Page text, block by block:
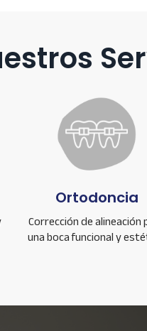
Ortodoncia
Corrección de alineación
una boca funcional y